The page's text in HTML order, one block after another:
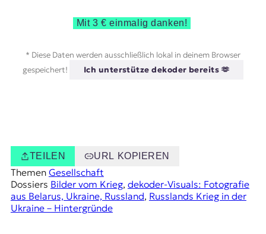
Mit 3 € einmalig danken!
* Diese Daten werden ausschließlich lokal in deinem Browser
gespeichert!
Ich unterstütze dekoder bereits 🫶
TEILEN URL KOPIEREN
Themen Gesellschaft
Dossiers Bilder vom Krieg, dekoder-Visuals: Fotografie
aus Belarus, Ukraine, Russland, Russlands Krieg in der
Ukraine – Hintergründe